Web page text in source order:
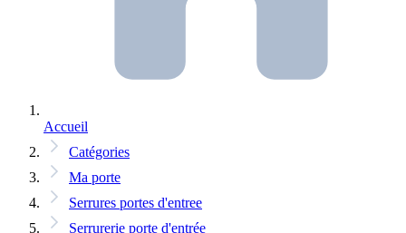
Accueil
Catégories
Ma porte
Serrures portes d'entree
Serrurerie porte d'entrée